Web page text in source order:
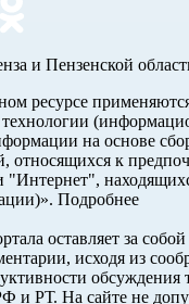
и Пензенской
ресурсе
технологии
на основе
относящихся к
"Интернет",
Подробнее
оставляет за
исходя из
обсуждения
и РТ. На сайте не